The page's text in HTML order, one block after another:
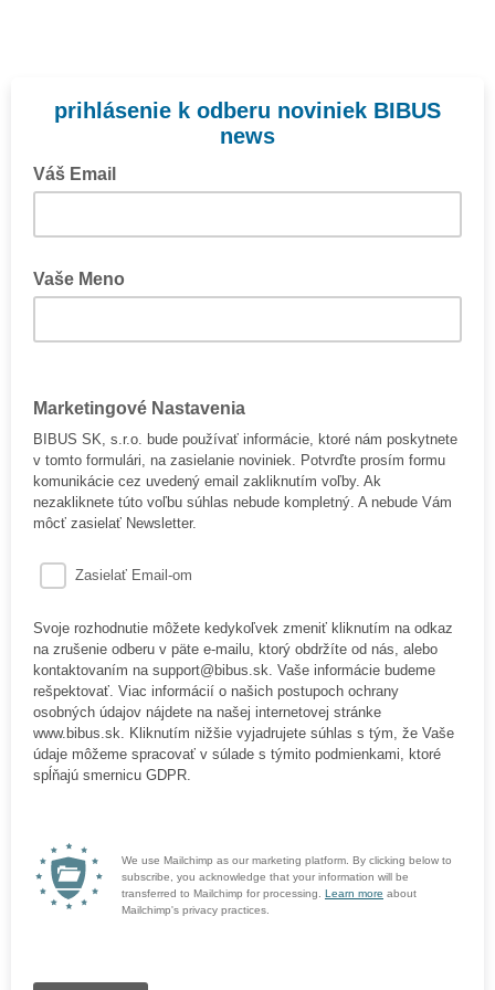
prihlásenie k odberu noviniek BIBUS
news
Váš Email
Vaše Meno
Marketingové Nastavenia
BIBUS SK, s.r.o. bude používať informácie, ktoré nám poskytnete
v tomto formulári, na zasielanie noviniek. Potvrďte prosím formu
komunikácie cez uvedený email zakliknutím voľby. Ak
nezakliknete túto voľbu súhlas nebude kompletný. A nebude Vám
môcť zasielať Newsletter.
Zasielať Email-om
Svoje rozhodnutie môžete kedykoľvek zmeniť kliknutím na odkaz
na zrušenie odberu v päte e-mailu, ktorý obdržíte od nás, alebo
kontaktovaním na support@bibus.sk. Vaše informácie budeme
rešpektovať. Viac informácií o našich postupoch ochrany
osobných údajov nájdete na našej internetovej stránke
www.bibus.sk. Kliknutím nižšie vyjadrujete súhlas s tým, že Vaše
údaje môžeme spracovať v súlade s týmito podmienkami, ktoré
spĺňajú smernicu GDPR.
We use Mailchimp as our marketing platform. By clicking below to
subscribe, you acknowledge that your information will be
transferred to Mailchimp for processing. Learn more about
Mailchimp's privacy practices.